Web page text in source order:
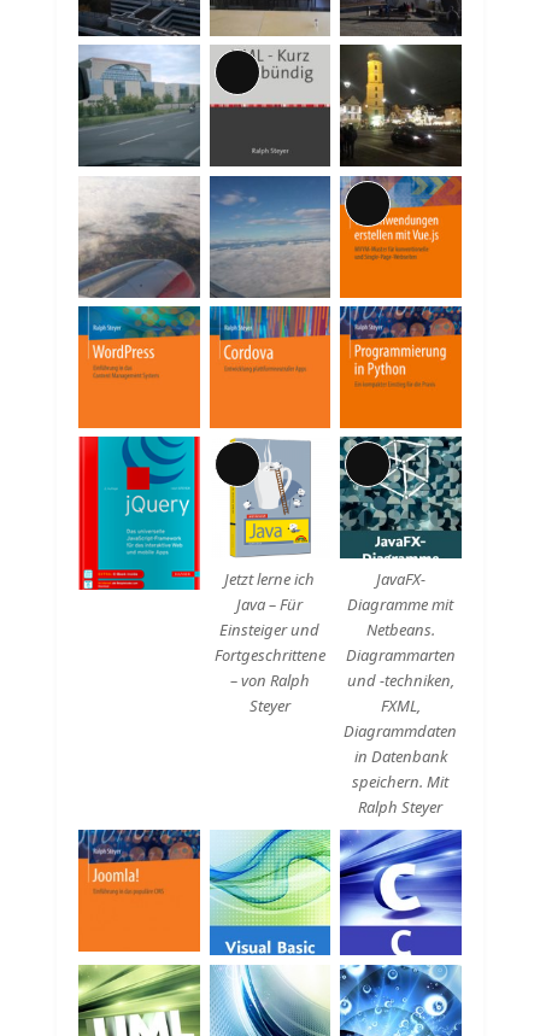
Lange
Beschreibung
Lange
Beschreibung
Lange
Beschreibung
Jetzt lerne ich
Java – Für
Einsteiger und
Fortgeschrittene
– von Ralph
Steyer
Lange
Beschreibung
JavaFX-
Diagramme mit
Netbeans.
Diagrammarten
und -techniken,
FXML,
Diagrammdaten
in Datenbank
speichern. Mit
Ralph Steyer